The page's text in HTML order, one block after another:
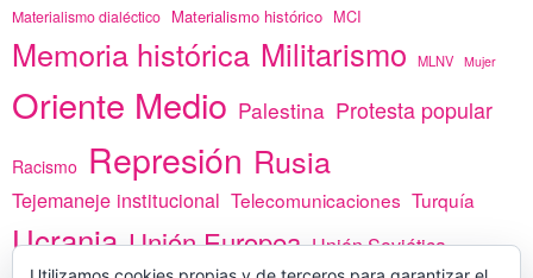
Materialismo dialéctico Materialismo histórico MCI
Memoria histórica Militarismo MLNV Mujer
Oriente Medio Palestina Protesta popular
Racismo Represión Rusia
Tejemaneje institucional Telecomunicaciones Turquía
Ucrania Unión Europea Unión Soviética